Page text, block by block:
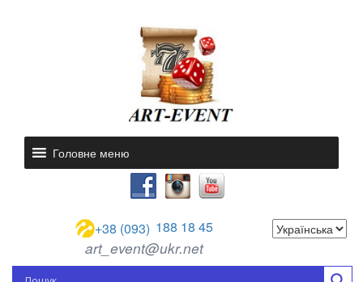
Головне меню
+38 (093) 188 18 45
art_event@ukr.net